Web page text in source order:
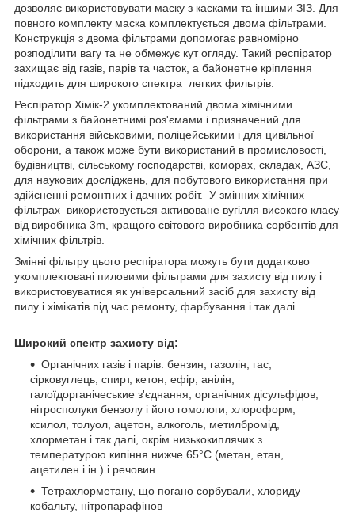
дозволяє використовувати маску з касками та іншими ЗІЗ. Для
повного комплекту маска комплектується двома фільтрами.
Конструкція з двома фільтрами допомогає равномірно
розподілити вагу та не обмежує кут огляду. Такий респіратор
захищає від газів, парів та часток, а байонетне кріплення
підходить для широкого спектра легких фильтрів.
Респіратор Хімік-2 укомплектований двома хімічними
фільтрами з байонетнимі роз'ємами і призначений для
використання військовими, поліцейськими і для цивільної
оборони, а також може бути використаний в промисловості,
будівництві, сільському господарстві, коморах, складах, АЗС,
для наукових досліджень, для побутового використання при
здійсненні ремонтних і дачних робіт. У змінних хімічних
фільтрах використовується активоване вугілля високого класу
від виробника 3m, кращого світового виробника сорбентів для
хімічних фільтрів.
Змінні фільтру цього респіратора можуть бути додатково
укомплектовані пиловими фільтрами для захисту від пилу і
використовуватися як універсальний засіб для захисту від
пилу і хімікатів під час ремонту, фарбування і так далі.
Широкий спектр захисту від:
Органічних газів і парів: бензин, газолін, гас,
сірковуглець, спирт, кетон, ефір, анілін,
галоїдорганічеськие з'єднання, органічних дісульфідов,
нітросполуки бензолу і його гомологи, хлороформ,
ксилол, толуол, ацетон, алкоголь, метилбромід,
хлорметан і так далі, окрім низькокиплячих з
температурою кипіння нижче 65°С (метан, етан,
ацетилен і ін.) і речовин
Тетрахлорметану, що погано сорбували, хлориду
кобальту, нітропарафінов